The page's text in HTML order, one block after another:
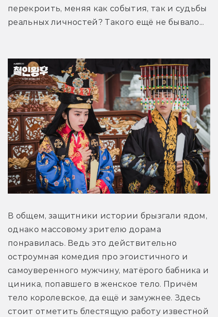
перекроить, меняя как события, так и судьбы
реальных личностей? Такого ещё не бывало...
В общем, защитники истории брызгали ядом,
однако массовому зрителю дорама
понравилась. Ведь это действительно
остроумная комедия про эгоистичного и
самоуверенного мужчину, матёрого бабника и
циника, попавшего в женское тело. Причём
тело королевское, да ещё и замужнее. Здесь
стоит отметить блестящую работу известной